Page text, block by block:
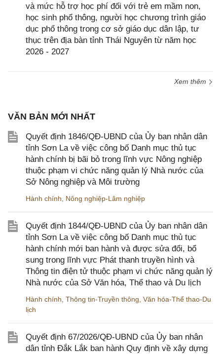
và mức hỗ trợ học phí đối với trẻ em mầm non,
học sinh phổ thông, người học chương trình giáo
dục phổ thông trong cơ sở giáo dục dân lập, tư
thục trên địa bàn tỉnh Thái Nguyên từ năm học
2026 - 2027
Xem thêm
VĂN BẢN MỚI NHẤT
Quyết định 1846/QĐ-UBND của Ủy ban nhân dân
tỉnh Sơn La về việc công bố Danh mục thủ tục
hành chính bị bãi bỏ trong lĩnh vực Nông nghiệp
thuộc phạm vi chức năng quản lý Nhà nước của
Sở Nông nghiệp và Môi trường
Hành chính Nông nghiệp-Lâm nghiệp
Quyết định 1844/QĐ-UBND của Ủy ban nhân dân
tỉnh Sơn La về việc công bố Danh mục thủ tục
hành chính mới ban hành và được sửa đổi, bổ
sung trong lĩnh vực Phát thanh truyền hình và
Thông tin điện tử thuộc phạm vi chức năng quản lý
Nhà nước của Sở Văn hóa, Thể thao và Du lịch
Hành chính Thông tin-Truyền thông Văn hóa-Thể thao-Du
lịch
Quyết định 67/2026/QĐ-UBND của Ủy ban nhân
dân tỉnh Đắk Lắk ban hành Quy định về xây dựng